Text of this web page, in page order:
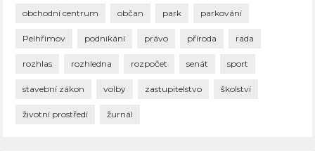
obchodní centrum občan park parkování
Pelhřimov podnikání právo příroda rada
rozhlas rozhledna rozpočet senát sport
stavební zákon volby zastupitelstvo školství
životní prostředí žurnál